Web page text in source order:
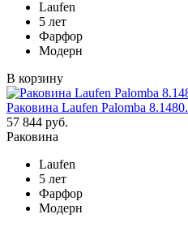
Laufen
5 лет
Фарфор
Модерн
В корзину
Раковина Laufen Palomba
57 844 руб.
Раковина
Laufen
5 лет
Фарфор
Модерн